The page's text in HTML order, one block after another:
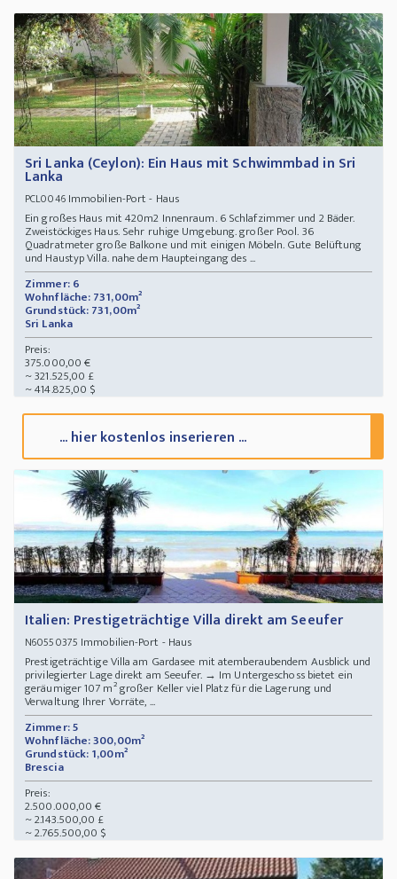
Sri Lanka (Ceylon): Ein Haus mit Schwimmbad in Sri
Lanka
PCL0046Immobilien-Port - Haus
Ein großes Haus mit 420m2 Innenraum. 6 Schlafzimmer und 2 Bäder.
Zweistöckiges Haus. Sehr ruhige Umgebung. großer Pool. 36
Quadratmeter große Balkone und mit einigen Möbeln. Gute Belüftung
und Haustyp Villa. nahe dem Haupteingang des ...
Zimmer: 6
Wohnfläche: 731,00m²
Grundstück: 731,00m²
Sri Lanka
Preis:
375.000,00 €
~ 321.525,00 £
~ 414.825,00 $
... hier kostenlos inserieren ...
Italien: Prestigeträchtige Villa direkt am Seeufer
N60550375 Immobilien-Port - Haus
Prestigeträchtige Villa am Gardasee mit atemberaubendem Ausblick und
privilegierter Lage direkt am Seeufer. → Im Untergeschoss bietet ein
geräumiger 107 m² großer Keller viel Platz für die Lagerung und
Verwaltung Ihrer Vorräte, ...
Zimmer: 5
Wohnfläche: 300,00m²
Grundstück: 1,00m²
Brescia
Preis:
2.500.000,00 €
~ 2.143.500,00 £
~ 2.765.500,00 $